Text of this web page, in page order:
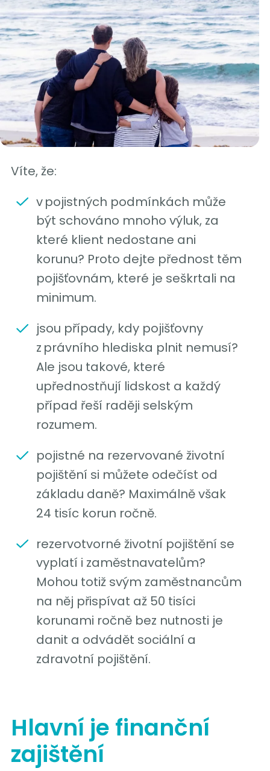
Víte, že:
v pojistných podmínkách může
být schováno mnoho výluk, za
které klient nedostane ani
korunu? Proto dejte přednost těm
pojišťovnám, které je seškrtali na
minimum.
jsou případy, kdy pojišťovny
z právního hlediska plnit nemusí?
Ale jsou takové, které
upřednostňují lidskost a každý
případ řeší raději selským
rozumem.
pojistné na rezervované životní
pojištění si můžete odečíst od
základu daně? Maximálně však
24 tisíc korun ročně.
rezervotvorné životní pojištění se
vyplatí i zaměstnavatelům?
Mohou totiž svým zaměstnancům
na něj přispívat až 50 tisíci
korunami ročně bez nutnosti je
danit a odvádět sociální a
zdravotní pojištění.
Hlavní je finanční
zajištění